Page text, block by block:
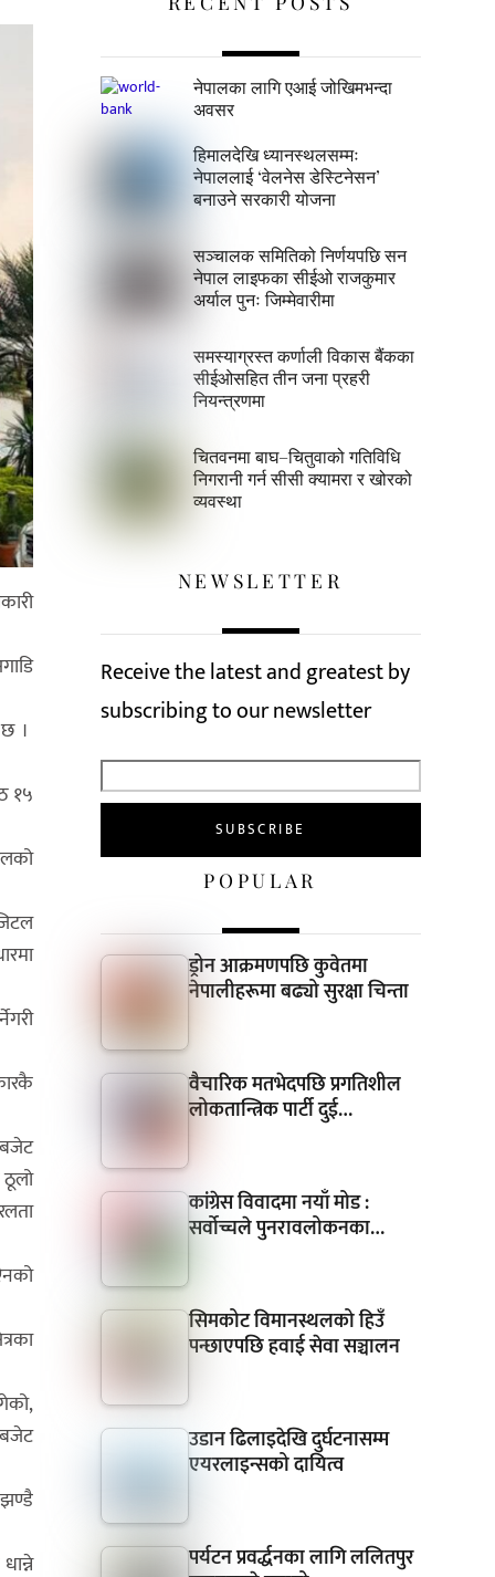
।
१५
बजेट
नेपालका लागि एआई जोखिमभन्दा
अवसर
हिमालदेखि ध्यानस्थलसम्मः
नेपाललाई ‘वेलनेस डेस्टिनेसन’
बनाउने सरकारी योजना
सञ्चालक समितिको निर्णयपछि सन
नेपाल लाइफका सीईओ राजकुमार
अर्याल पुनः जिम्मेवारीमा
समस्याग्रस्त कर्णाली विकास बैंकका
सीईओसहित तीन जना प्रहरी
नियन्त्रणमा
चितवनमा बाघ–चितुवाको गतिविधि
निगरानी गर्न सीसी क्यामरा र खोरको
व्यवस्था
NEWSLETTER
Receive the latest and greatest by
subscribing to our newsletter
POPULAR
ड्रोन आक्रमणपछि कुवेतमा
नेपालीहरूमा बढ्यो सुरक्षा चिन्ता
वैचारिक मतभेदपछि प्रगतिशील
लोकतान्त्रिक पार्टी दुई…
कांग्रेस विवादमा नयाँ मोड :
सर्वोच्चले पुनरावलोकनका…
सिमकोट विमानस्थलको हिउँ
पन्छाएपछि हवाई सेवा सञ्चालन
उडान ढिलाइदेखि दुर्घटनासम्म
एयरलाइन्सको दायित्व
पर्यटन प्रवर्द्धनका लागि ललितपुर